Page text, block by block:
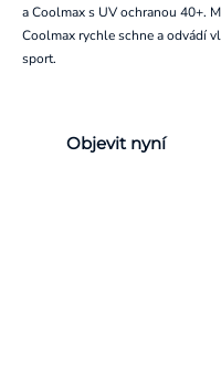
a Coolmax s UV ochranou 40+.
Coolmax rychle schne a odvádí
sport.
Objevit nyní